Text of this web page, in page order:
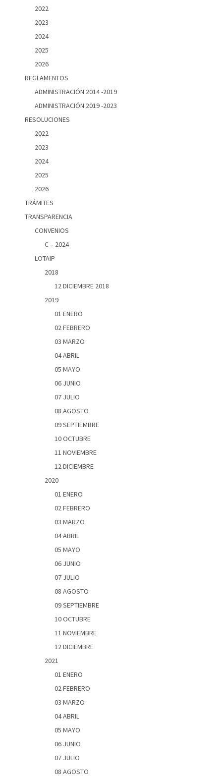
2022
2023
2024
2025
2026
REGLAMENTOS
ADMINISTRACIÓN 2014 -2019
ADMINISTRACIÓN 2019 -2023
RESOLUCIONES
2022
2023
2024
2025
2026
TRÁMITES
TRANSPARENCIA
CONVENIOS
C – 2024
LOTAIP
2018
12 DICIEMBRE 2018
2019
01 ENERO
02 FEBRERO
03 MARZO
04 ABRIL
05 MAYO
06 JUNIO
07 JULIO
08 AGOSTO
09 SEPTIEMBRE
10 OCTUBRE
11 NOVIEMBRE
12 DICIEMBRE
2020
01 ENERO
02 FEBRERO
03 MARZO
04 ABRIL
05 MAYO
06 JUNIO
07 JULIO
08 AGOSTO
09 SEPTIEMBRE
10 OCTUBRE
11 NOVIEMBRE
12 DICIEMBRE
2021
01 ENERO
02 FEBRERO
03 MARZO
04 ABRIL
05 MAYO
06 JUNIO
07 JULIO
08 AGOSTO